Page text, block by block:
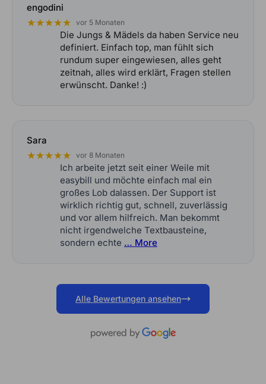
engodini
★★★★★ vor 5 Monaten
Die Jungs & Mädels da haben Service neu
definiert. Einfach top, man fühlt sich
rundum super eingewiesen, alles geht
zeitnah, alles wird erklärt, Fragen stellen
erwünscht. Danke! :)
Sara
★★★★★ vor 8 Monaten
Ich arbeite jetzt seit einer Weile mit
easybill und möchte einfach mal ein
großes Lob dalassen. Der Support ist
wirklich richtig gut, schnell, zuverlässig
und vor allem hilfreich. Man bekommt
nicht irgendwelche Textbausteine,
sondern echte … More
Alle Bewertungen ansehen